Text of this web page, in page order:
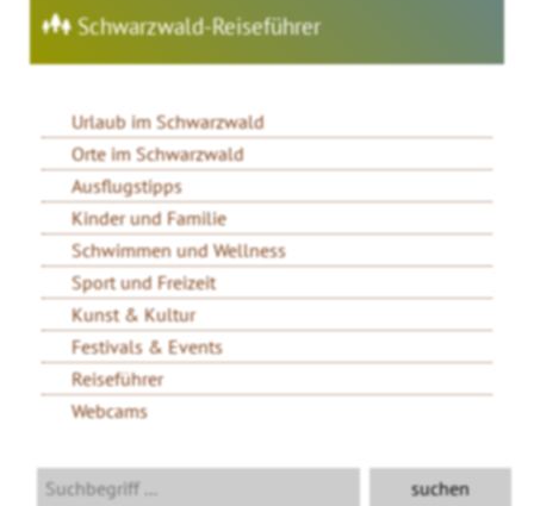
Schwarzwald-Reiseführer
Urlaub im Schwarzwald
Orte im Schwarzwald
Ausflugstipps
Kinder und Familie
Schwimmen und Wellness
Sport und Freizeit
Kunst & Kultur
Festivals & Events
Reiseführer
Webcams